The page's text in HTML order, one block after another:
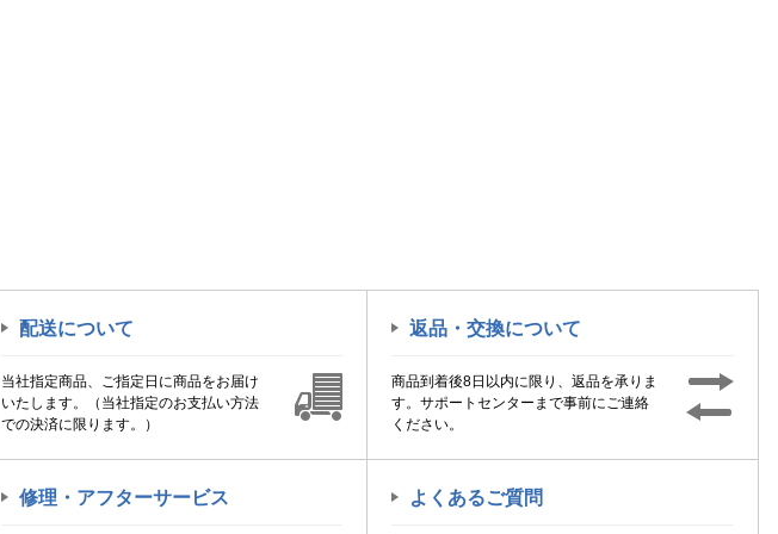
配送について
当社指定商品、ご指定日に商品をお届け
いたします。（当社指定のお支払い方法
での決済に限ります。）
返品・交換について
商品到着後8日以内に限り、返品を承りま
す。サポートセンターまで事前にご連絡
ください。
修理・アフターサービス よくあるご質問